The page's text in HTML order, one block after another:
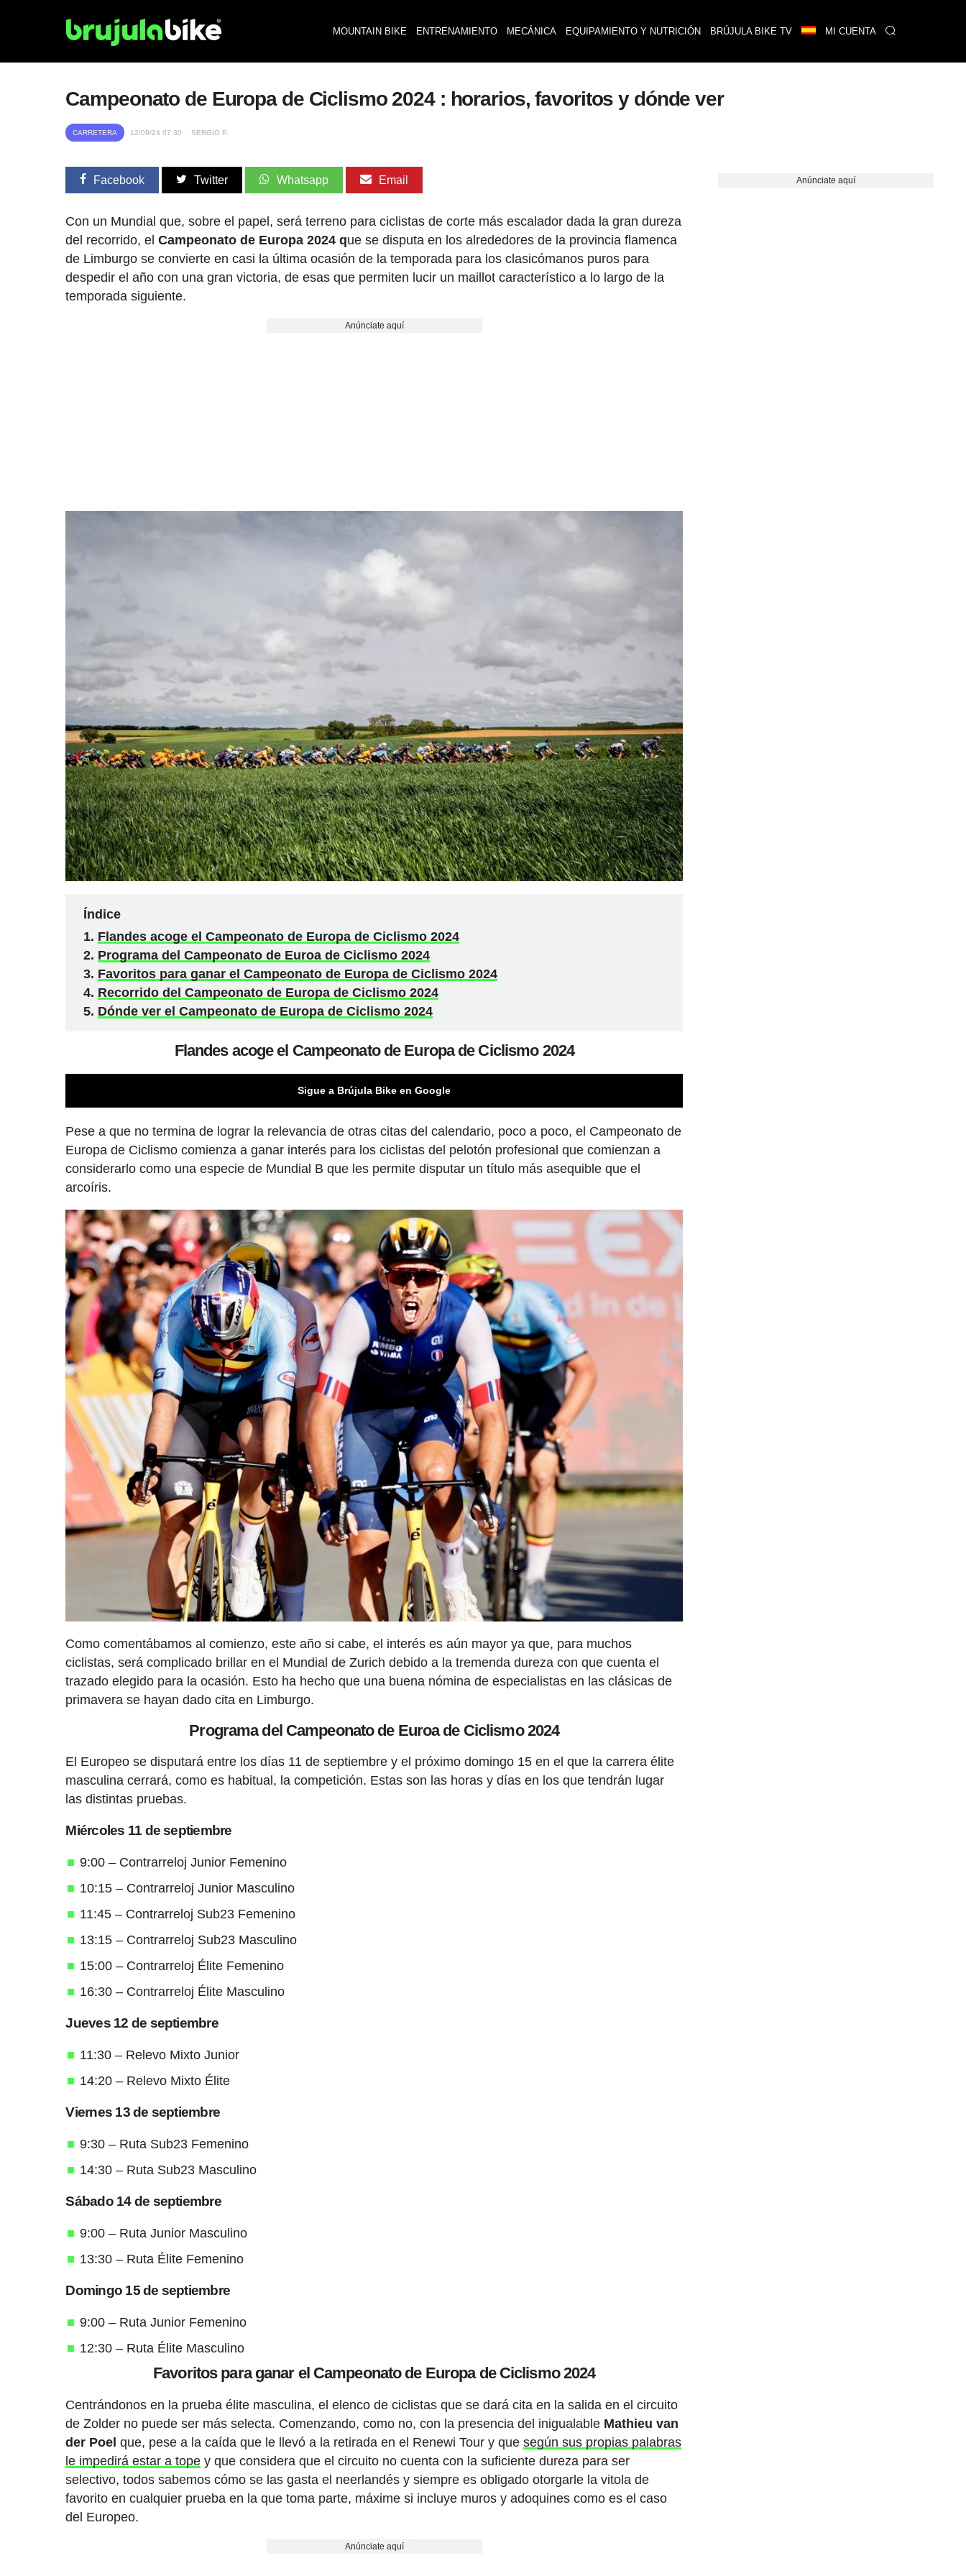
MOUNTAIN BIKE ENTRENAMIENTO MECÁNICA EQUIPAMIENTO Y NUTRICIÓN BRÚJULA BIKE TV MI CUENTA
Campeonato de Europa de Ciclismo 2024 : horarios, favoritos y dónde ver
CARRETERA 12/09/24 07:30 SERGIO P.
Facebook Twitter Whatsapp Email
Con un Mundial que, sobre el papel, será terreno para ciclistas de corte más escalador dada la gran dureza
del recorrido, el Campeonato de Europa 2024 que se disputa en los alrededores de la provincia flamenca
de Limburgo se convierte en casi la última ocasión de la temporada para los clasicómanos puros para
despedir el año con una gran victoria, de esas que permiten lucir un maillot característico a lo largo de la
temporada siguiente.
Anúnciate aquí
Índice
Flandes acoge el Campeonato de Europa de Ciclismo 2024
Programa del Campeonato de Euroa de Ciclismo 2024
Favoritos para ganar el Campeonato de Europa de Ciclismo 2024
Recorrido del Campeonato de Europa de Ciclismo 2024
Dónde ver el Campeonato de Europa de Ciclismo 2024
Flandes acoge el Campeonato de Europa de Ciclismo 2024
Sigue a Brújula Bike en Google
Pese a que no termina de lograr la relevancia de otras citas del calendario, poco a poco, el Campeonato de
Europa de Ciclismo comienza a ganar interés para los ciclistas del pelotón profesional que comienzan a
considerarlo como una especie de Mundial B que les permite disputar un título más asequible que el
arcoíris.
Como comentábamos al comienzo, este año si cabe, el interés es aún mayor ya que, para muchos
ciclistas, será complicado brillar en el Mundial de Zurich debido a la tremenda dureza con que cuenta el
trazado elegido para la ocasión. Esto ha hecho que una buena nómina de especialistas en las clásicas de
primavera se hayan dado cita en Limburgo.
Programa del Campeonato de Euroa de Ciclismo 2024
El Europeo se disputará entre los días 11 de septiembre y el próximo domingo 15 en el que la carrera élite
masculina cerrará, como es habitual, la competición. Estas son las horas y días en los que tendrán lugar
las distintas pruebas.
Miércoles 11 de septiembre
9:00 – Contrarreloj Junior Femenino
10:15 – Contrarreloj Junior Masculino
11:45 – Contrarreloj Sub23 Femenino
13:15 – Contrarreloj Sub23 Masculino
15:00 – Contrarreloj Élite Femenino
16:30 – Contrarreloj Élite Masculino
Jueves 12 de septiembre
11:30 – Relevo Mixto Junior
14:20 – Relevo Mixto Élite
Viernes 13 de septiembre
9:30 – Ruta Sub23 Femenino
14:30 – Ruta Sub23 Masculino
Sábado 14 de septiembre
9:00 – Ruta Junior Masculino
13:30 – Ruta Élite Femenino
Domingo 15 de septiembre
9:00 – Ruta Junior Femenino
12:30 – Ruta Élite Masculino
Favoritos para ganar el Campeonato de Europa de Ciclismo 2024
Centrándonos en la prueba élite masculina, el elenco de ciclistas que se dará cita en la salida en el circuito
de Zolder no puede ser más selecta. Comenzando, como no, con la presencia del inigualable Mathieu van
der Poel que, pese a la caída que le llevó a la retirada en el Renewi Tour y quesegún sus propias palabras
le impedirá estar a tope y que considera que el circuito no cuenta con la suficiente dureza para ser
selectivo, todos sabemos cómo se las gasta el neerlandés y siempre es obligado otorgarle la vitola de
favorito en cualquier prueba en la que toma parte, máxime si incluye muros y adoquines como es el caso
del Europeo.
Anúnciate aquí
Anúnciate aquí